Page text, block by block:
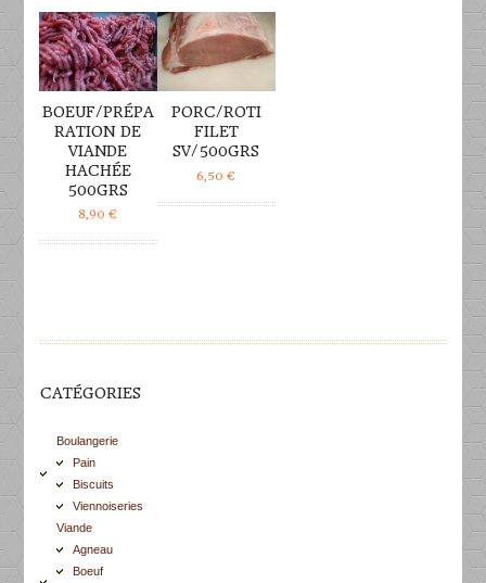
BOEUF/PRÉPA
RATION DE
VIANDE
HACHÉE
500GRS
8,90€
PORC/ROTI
FILET
SV/500GRS
6,50€
CATÉGORIES
Boulangerie
Pain
Biscuits
Viennoiseries
Viande
Agneau
Boeuf